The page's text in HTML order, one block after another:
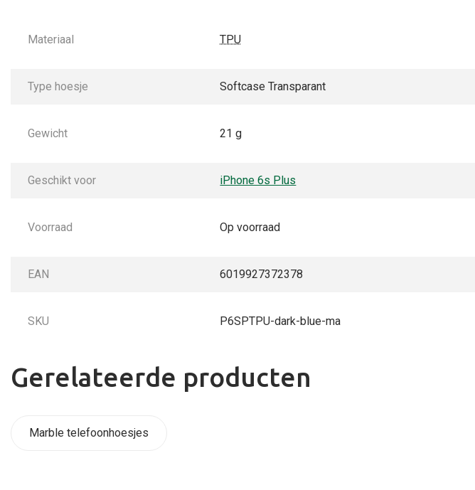
Materiaal TPU
Type hoesje Softcase Transparant
Gewicht 21 g
Geschikt voor iPhone 6s Plus
Voorraad Op voorraad
EAN 6019927372378
SKU P6SPTPU-dark-blue-ma
Gerelateerde producten
Marble telefoonhoesjes